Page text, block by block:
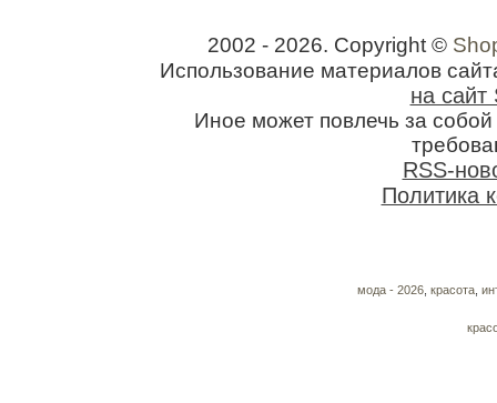
2002 - 2026. Copyright ©
Использование материалов
на сайт
Иное может повлечь за
RSS-
Политика
мода - 2026, красота,